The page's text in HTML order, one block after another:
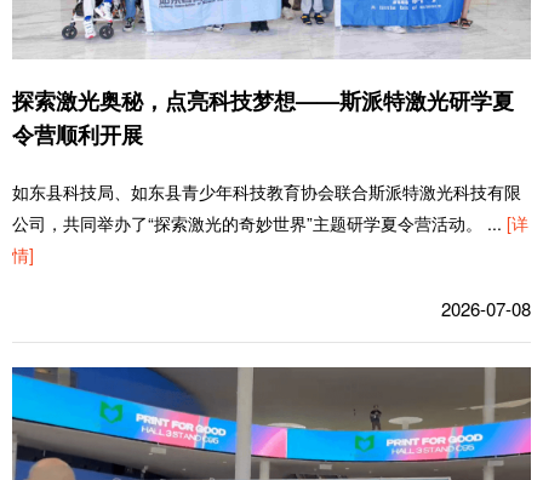
探索激光奥秘，点亮科技梦想——斯派特激光研学夏
令营顺利开展
如东县科技局、如东县青少年科技教育协会联合斯派特激光科技有限
公司，共同举办了“探索激光的奇妙世界”主题研学夏令营活动。 ... [详
情]
2026-07-08